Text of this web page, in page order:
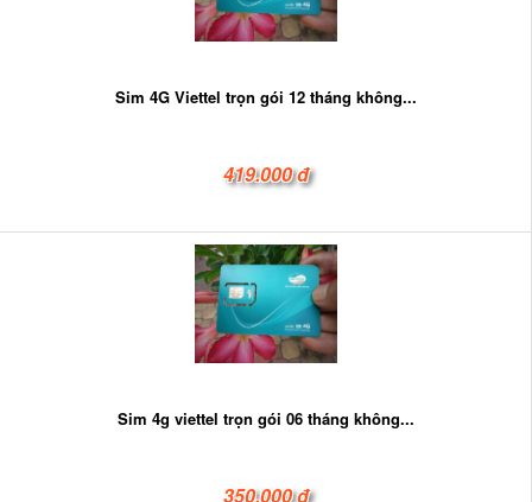
Sim 4G Viettel trọn gói 12 tháng không...
419.000 đ
Sim 4g viettel trọn gói 06 tháng không...
350.000 đ